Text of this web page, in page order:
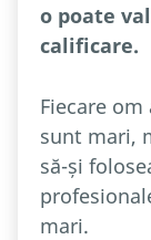
o poate
calificare.
Fiecare
sunt mari,
să-și
mari.